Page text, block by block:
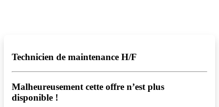
Technicien de maintenance H/F
Malheureusement cette offre n’est plus
disponible !️